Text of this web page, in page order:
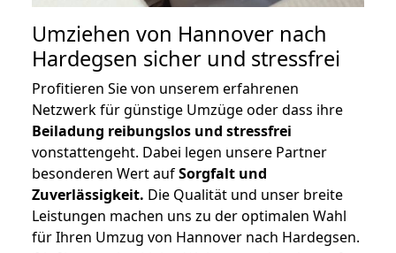
Umziehen von Hannover nach
Hardegsen sicher und stressfrei
Profitieren Sie von unserem erfahrenen
Netzwerk für günstige Umzüge oder dass ihre
Beiladung reibungslos und stressfrei
vonstattengeht. Dabei legen unsere Partner
besonderen Wert aufSorgfalt und
Zuverlässigkeit. Die Qualität und unser breite
Leistungen machen uns zu der optimalen Wahl
für Ihren Umzug von Hannover nach Hardegsen.